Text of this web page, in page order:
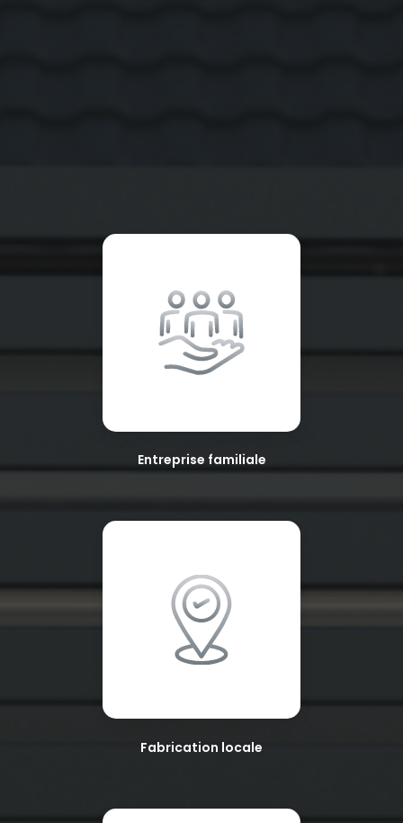
Entreprise familiale
Fabrication locale